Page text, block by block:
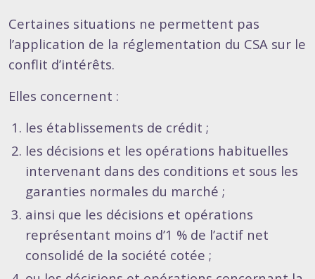
Certaines situations ne permettent pas
l’application de la réglementation du CSA sur le
conflit d’intérêts.
Elles concernent :
les établissements de crédit ;
les décisions et les opérations habituelles
intervenant dans des conditions et sous les
garanties normales du marché ;
ainsi que les décisions et opérations
représentant moins d’1 % de l’actif net
consolidé de la société cotée ;